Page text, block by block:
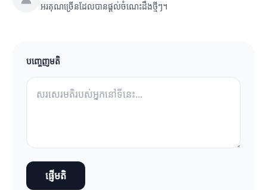
អរគុណច្រើនដែលបានផ្តល់ចំណេះដឹងថ្មីៗ។
បញ្ចេញមតិ
ផ្ញើមតិ